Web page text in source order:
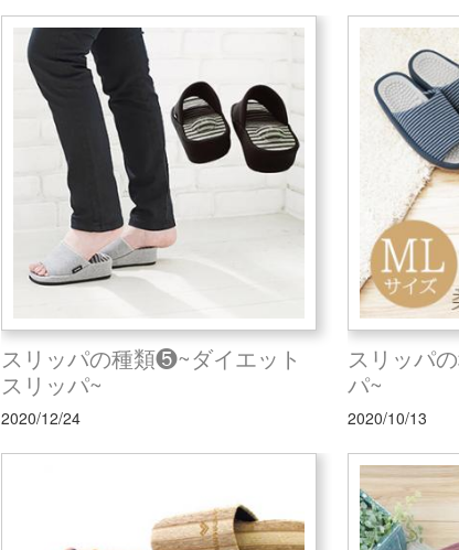
スリッパの種類❺~ダイエット
スリッパ~
2020/12/24
スリッパ
パ~
2020/10/13